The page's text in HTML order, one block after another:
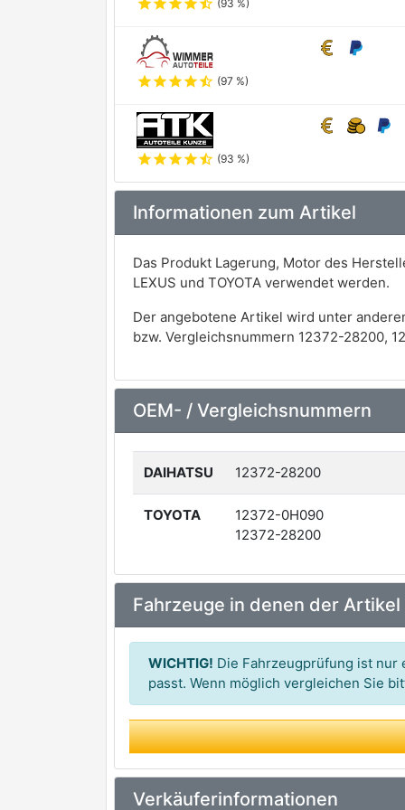
starstarstarstarstar_half (93 %)
starstarstarstarstar_half (97 %)
starstarstarstarstar_half (93 %)
Informationen zum Artikel
Das Produkt Lagerung, Motor des
LEXUS und TOYOTA verwendet werden.
Der angebotene Artikel wird unter
bzw. Vergleichsnummern 12372-28200,
OEM- / Vergleichsnummern
DAIHATSU 12372-28200
TOYOTA 12372-0H090
12372-28200
Fahrzeuge in denen der
WICHTIG! Die Fahrzeugprüfung ist nur
passt. Wenn möglich vergleichen Sie
Verkäuferinformationen